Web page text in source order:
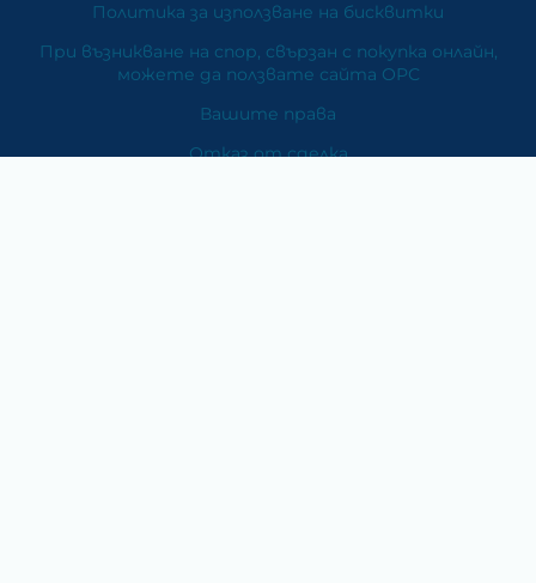
Политика за използване на бисквитки
При възникване на спор, свързан с покупка онлайн,
можете да ползвате сайта ОРС
Вашите права
Отказ от сделка